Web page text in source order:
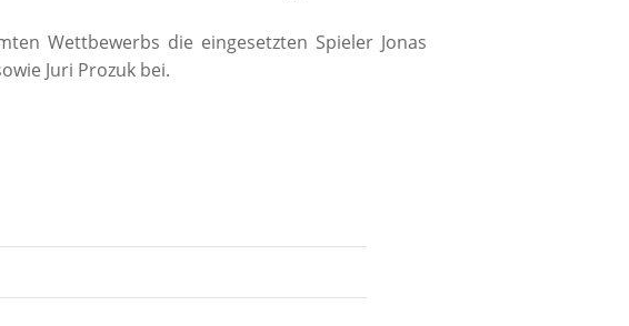
Wettbewerbs die eingesetzten Spieler Jonas
Juri Prozuk bei.